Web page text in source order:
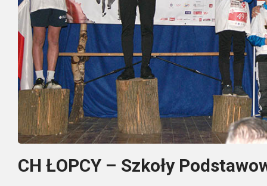
CH ŁOPCY – Szkoły